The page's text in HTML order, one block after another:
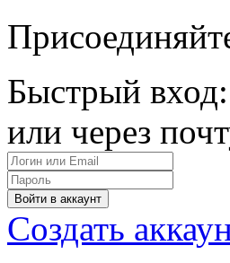
Быстрый вход:
или через
Войти в аккаунт
Создать